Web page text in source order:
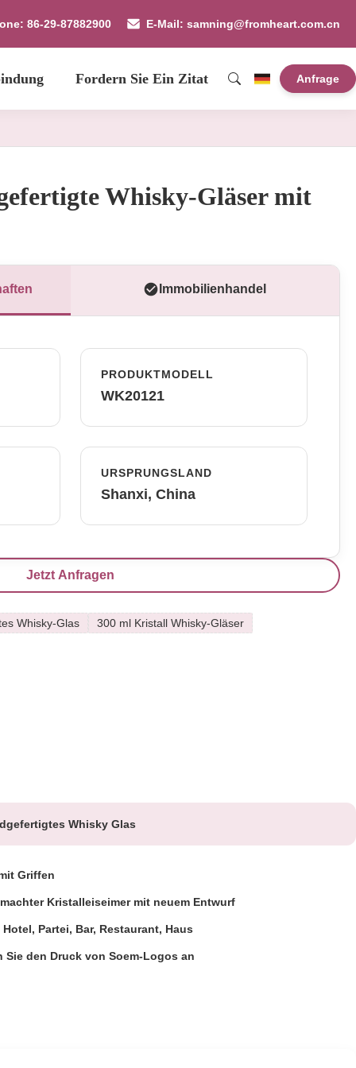
86-29-87882900 E-Mail: samning@fromheart.com.cn
Fordern Sie Ein Zitat Anfrage
Whisky-Gläser mit
Immobilienhandel
PRODUKTMODELL
WK20121
URSPRUNGSLAND
Shanxi, China
Jetzt Anfragen
Whisky-Glas 300 ml Kristall Whisky-Gläser
Whisky Glas
Griffen
Kristalleiseimer mit neuem Entwurf
Partei, Bar, Restaurant, Haus
Sie den Druck von Soem-Logos an